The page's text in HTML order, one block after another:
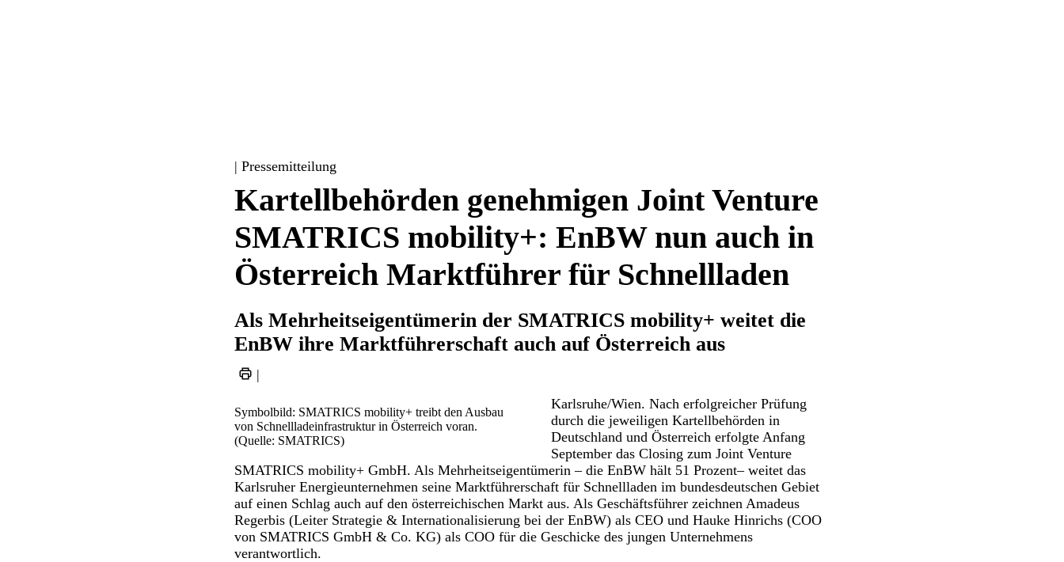
| Pressemitteilung
Kartellbehörden genehmigen Joint Venture
SMATRICS mobility+: EnBW nun auch in
Österreich Marktführer für Schnellladen
Als Mehrheitseigentümerin der SMATRICS mobility+ weitet die
EnBW ihre Marktführerschaft auch auf Österreich aus
|
Symbolbild: SMATRICS mobility+ treibt den Ausbau
von Schnellladeinfrastruktur in Österreich voran.
(Quelle: SMATRICS)
Karlsruhe/Wien. Nach erfolgreicher Prüfung
durch die jeweiligen Kartellbehörden in
Deutschland und Österreich erfolgte Anfang
September das Closing zum Joint Venture
SMATRICS mobility+ GmbH. Als Mehrheitseigentümerin – die EnBW hält 51 Prozent– weitet das
Karlsruher Energieunternehmen seine Marktführerschaft für Schnellladen im bundesdeutschen Gebiet
auf einen Schlag auch auf den österreichischen Markt aus. Als Geschäftsführer zeichnen Amadeus
Regerbis (Leiter Strategie & Internationalisierung bei der EnBW) als CEO und Hauke Hinrichs (COO
von SMATRICS GmbH & Co. KG) als COO für die Geschicke des jungen Unternehmens
verantwortlich.